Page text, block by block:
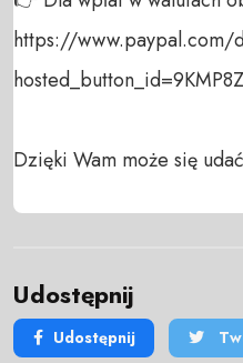
https://www.paypal.com/
Dzięki Wam może się
Udostępnij
Udostępnij